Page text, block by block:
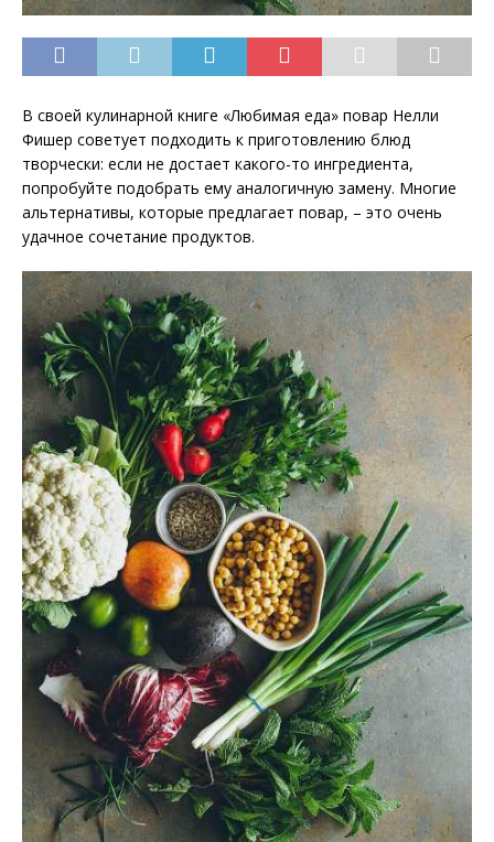
В своей кулинарной книге «Любимая еда» повар Нелли
Фишер советует подходить к приготовлению блюд
творчески: если не достает какого-то ингредиента,
попробуйте подобрать ему аналогичную замену. Многие
альтернативы, которые предлагает повар, – это очень
удачное сочетание продуктов.